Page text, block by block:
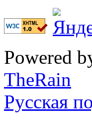
Powered
TheRain
Русская